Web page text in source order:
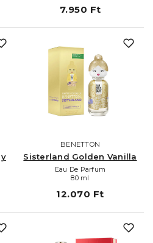
7.950 Ft
BENETTON
Sisterland Golden Vanilla
Eau De Parfum
80 ml
12.070 Ft